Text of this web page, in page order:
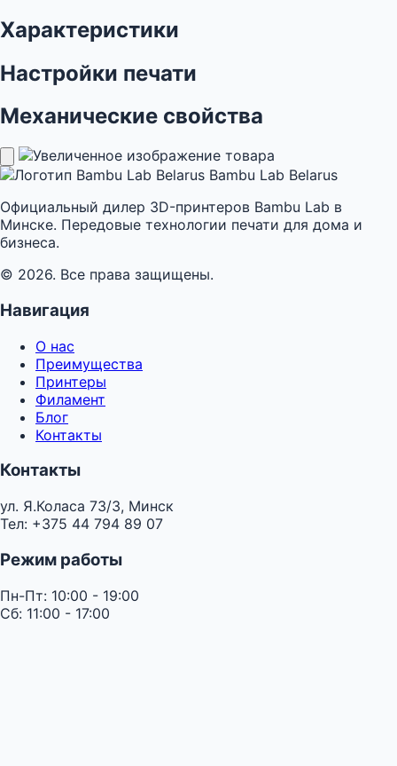
Характеристики
Настройки печати
Механические свойства
Bambu Lab Belarus
Официальный дилер 3D-принтеров Bambu Lab в
Минске. Передовые технологии печати для дома и
бизнеса.
© 2026. Все права защищены.
Навигация
О нас
Преимущества
Принтеры
Филамент
Блог
Контакты
Контакты
ул. Я.Коласа 73/3, Минск
Тел: +375 44 794 89 07
Режим работы
Пн-Пт: 10:00 - 19:00
Сб: 11:00 - 17:00